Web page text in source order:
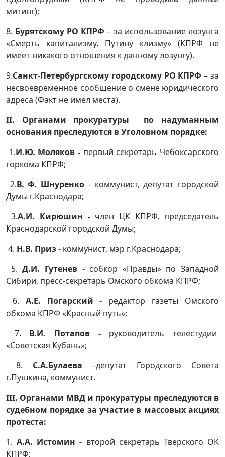
митинг);
8. Бурятскому РО КПРФ – за использование лозунга
«Смерть капитализму, Путину клизму» (КПРФ не
имеет никакого отношения к данному лозунгу).
9.Санкт-Петербургскому городскому РО КПРФ – за
несвоевременное сообщение о смене юридического
адреса (Факт не имел места).
II. Органами прокуратуры по надуманным
основания преследуются в Уголовном порядке:
1.И.Ю. Моляков - первый секретарь Чебоксарского
горкома КПРФ;
2.В. Ф. Шнуренко - коммунист, депутат городской
Думы г.Краснодара;
3.А.И. Кирюшин - член ЦК КПРФ, председатель
Краснодарской городской Думы;
4. Н.В. Приз- коммунист, мэр г.Краснодара;
5.Д.И. Гутенев- собкор «Правды» по Западной
Сибири, пресс-секретарь Омского обкома КПРФ;
6. А.Е. Погарский - редактор газеты Омского
обкома КПРФ «Красный путь»;
7. В.И. Потапов - руководитель телестудии
«Советская Кубань»;
8. С.А.Булаева –депутат Городского Совета
г.Пушкина, коммунист.
III. Органами МВД и прокуратуры преследуются в
судебном порядке за участие в массовых акциях
протеста:
1.А.А. Истомин - второй секретарь Тверского ОК
КПРФ;